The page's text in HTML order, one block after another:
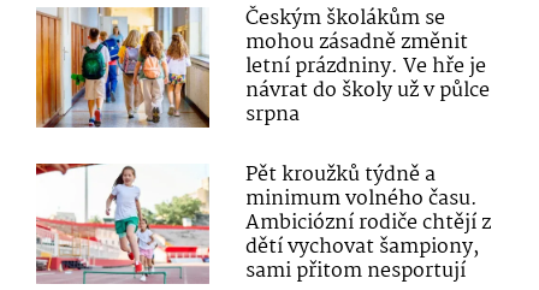
Českým školákům se
mohou zásadně změnit
letní prázdniny. Ve hře je
návrat do školy už v půlce
srpna
Pět kroužků týdně a
minimum volného času.
Ambiciózní rodiče chtějí z
dětí vychovat šampiony,
sami přitom nesportují